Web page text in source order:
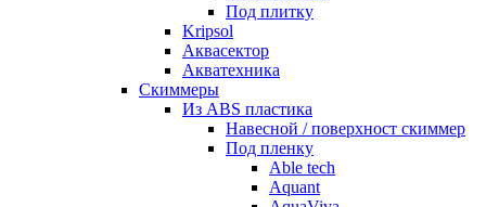
Под плитку
Kripsol
Аквасектор
Акватехника
Скиммеры
Из ABS пластика
Навесной / поверхност скиммер
Под пленку
Able tech
Aquant